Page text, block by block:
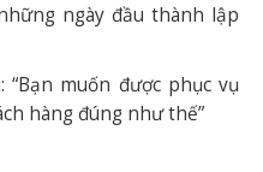
ngày đầu thành lập
“Bạn muốn được phục vụ
hàng đúng như thế”